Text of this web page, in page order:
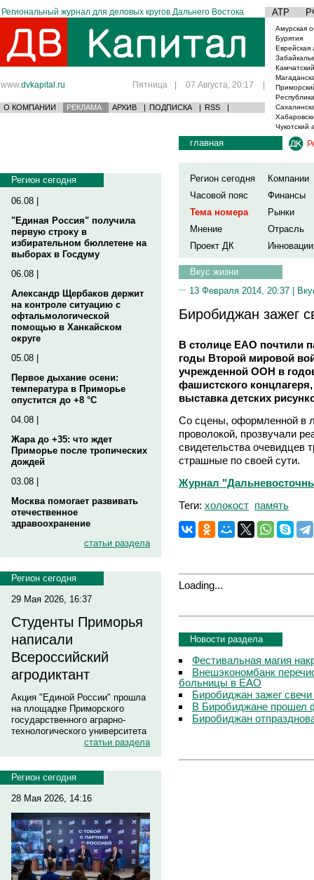
Региональный журнал для деловых кругов Дальнего Востока АТР
www.dvkapital.ru Пятница | 07 Августа, 20:17 |
О КОМПАНИИ РЕКЛАМА АРХИВ | ПОДПИСКА | RSS |
Амурская
Бурятия
Еврейская
Чукотский
Регион сегодня
06.08 |
"Единая Россия" получила
первую строку в
избирательном бюллетене на
выборах в Госдуму
06.08 |
Александр Щербаков держит
на контроле ситуацию с
офтальмологической
помощью в Ханкайском
округе
05.08 |
Первое дыхание осени:
температура в Приморье
опустится до +8 °C
04.08 |
Жара до +35: что ждет
Приморье после тропических
дождей
03.08 |
Москва помогает развивать
отечественное
здравоохранение
статьи раздела
Регион сегодня
29 Мая 2026, 16:37
Студенты Приморья
написали
Всероссийский
агродиктант
Акция "Единой России" прошла
на площадке Приморского
государственного аграрно-
технологического университета
статьи раздела
Регион сегодня
28 Мая 2026, 14:16
главная
Регион сегодня
Компании
Часовой пояс
Финансы
Тема номера
Рынки
Мнение
Отрасль
Проект ДК
Инновации
Вкус жизни
13 Февраля 2014, 20:37 |
Биробиджан зажег
В столице ЕАО почтили
годы Второй мировой
учрежденной ООН в
фашистского
выставка детских
Со сцены, оформленной в
проволокой, прозвучали
свидетельства очевидцев
страшные по своей сути.
Журнал
Теги: холокост память
Loading...
Новости раздела
Фестивальная магия
Внешэкономбанк
больницы в ЕАО
Биробиджан зажег
В Биробиджане прошел
Биробиджан